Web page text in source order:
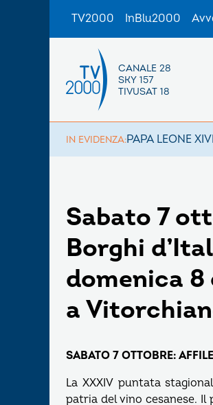
TV2000 InBlu2000
CANALE 28
SKY 157
TIVUSAT 18
IN EVIDENZA:PAPA LEONE XIV
Sabato 7
Borghi
domenica
a
SABATO 7 OTTOBRE:
La XXXIV puntata
patria del vino cesanese. Il